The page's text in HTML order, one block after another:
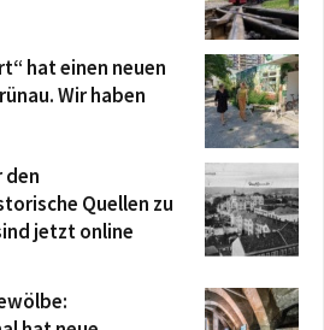
hat einen neuen
Wir haben
den
Quellen zu
jetzt online